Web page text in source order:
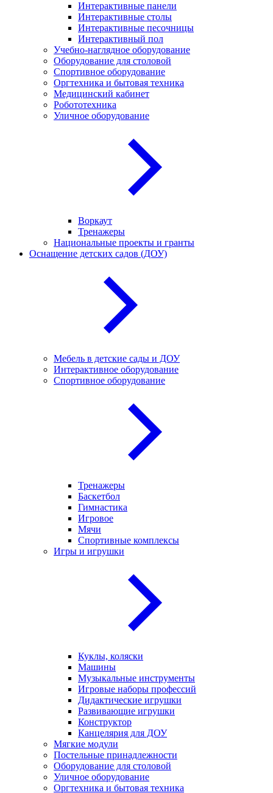
Интерактивные панели
Интерактивные столы
Интерактивные песочницы
Интерактивный пол
Учебно-наглядное оборудование
Оборудование для столовой
Спортивное оборудование
Оргтехника и бытовая техника
Медицинский кабинет
Робототехника
Уличное оборудование
Воркаут
Тренажеры
Национальные проекты и гранты
Оснащение детских садов (ДОУ)
Мебель в детские сады и ДОУ
Интерактивное оборудование
Спортивное оборудование
Тренажеры
Баскетбол
Гимнастика
Игровое
Мячи
Спортивные комплексы
Игры и игрушки
Куклы, коляски
Машины
Музыкальные инструменты
Игровые наборы профессий
Дидактические игрушки
Развивающие игрушки
Конструктор
Канцелярия для ДОУ
Мягкие модули
Постельные принадлежности
Оборудование для столовой
Уличное оборудование
Оргтехника и бытовая техника